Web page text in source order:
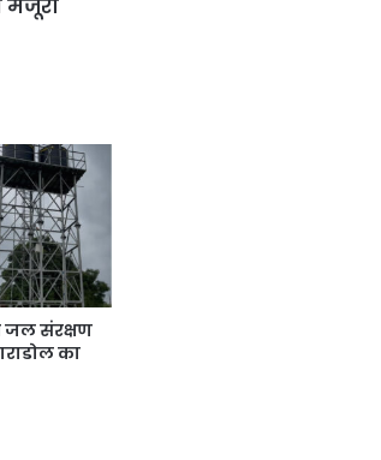
मंजूरी
जल संरक्षण
का